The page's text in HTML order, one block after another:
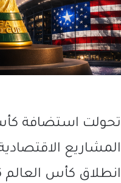
تحولت استضافة كأس
المشاريع